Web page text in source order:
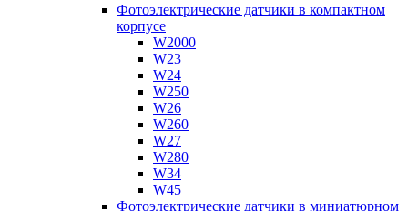
Фотоэлектрические датчики в компактном
корпусе
W2000
W23
W24
W250
W26
W260
W27
W280
W34
W45
Фотоэлектрические датчики в миниатюрном